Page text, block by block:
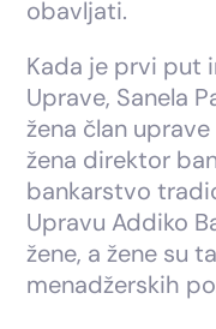
obavljati.
Kada je prvi put
Uprave, Sanela
žena član
žena direktor
bankarstvo
Upravu Addiko
žene, a žene su
menadžerskih